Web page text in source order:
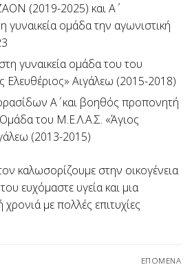
(2019-2025) και Α΄
γυναικεία ομάδα την αγωνιστική
γυναικεία ομάδα του του
Ελευθέριος» Αιγάλεω (2015-2018)
Α΄ και βοηθός προπονητή
Ομάδα του Μ.Ε.Λ.Α.Σ. «Άγιος
(2013-2015)
καλωσορίζουμε στην οικογένεια
ευχόμαστε υγεία και μια
με πολλές επιτυχίες
ΕΠΌΜΕΝΑ